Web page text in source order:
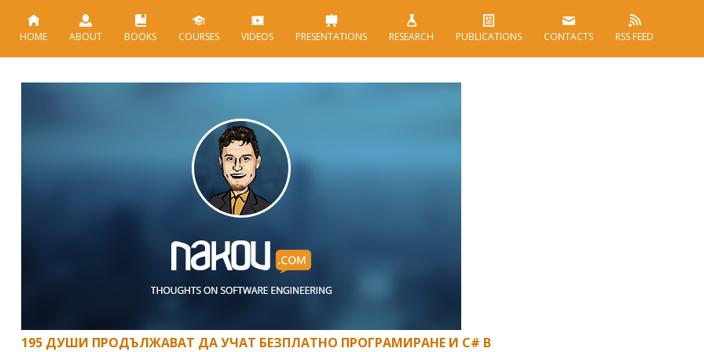
HOME ABOUT BOOKS COURSES VIDEOS PRESENTATIONS RESEARCH PUBLICATIONS CONTACTS RSS FEED
195 ДУШИ ПРОДЪЛЖАВАТ ДА УЧАТ БЕЗПЛАТНО ПРОГРАМИРАНЕ И C# В